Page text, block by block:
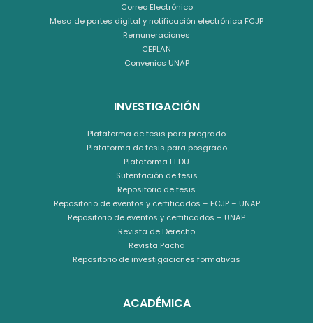
Correo Electrónico
Mesa de partes digital y notificación electrónica FCJP
Remuneraciones
CEPLAN
Convenios UNAP
INVESTIGACIÓN
Plataforma de tesis para pregrado
Plataforma de tesis para posgrado
Plataforma FEDU
Sutentación de tesis
Repositorio de tesis
Repositorio de eventos y certificados – FCJP – UNAP
Repositorio de eventos y certificados – UNAP
Revista de Derecho
Revista Pacha
Repositorio de investigaciones formativas
ACADÉMICA